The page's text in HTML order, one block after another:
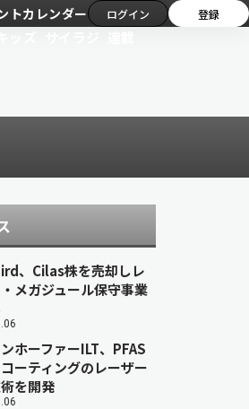
トカレンダー ログイン 登録
、Cilas株を売却しレ
メガジュール保守事業
ホーファーILT、PFAS
ーティングのレーザー
を開発